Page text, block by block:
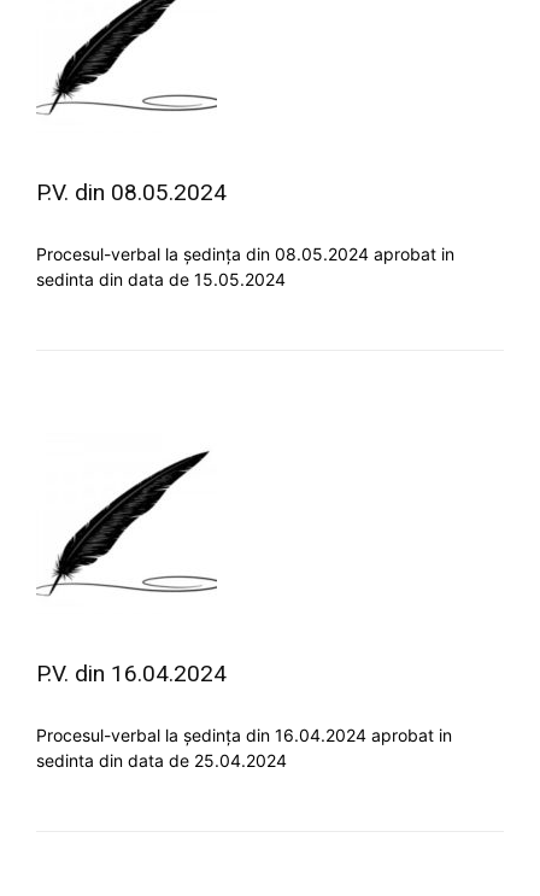
P.V. din 08.05.2024
Procesul-verbal la ședința din 08.05.2024 aprobat in
sedinta din data de 15.05.2024
P.V. din 16.04.2024
Procesul-verbal la ședința din 16.04.2024 aprobat in
sedinta din data de 25.04.2024